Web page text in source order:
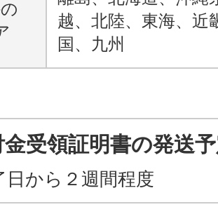
越、北陸、東海、近
国、九州
受領証明書の発送
日から２週間程度